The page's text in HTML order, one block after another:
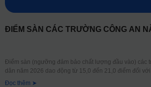
ĐIỂM SÀN CÁC TRƯỜNG CÔNG AN
Điểm sàn (ngưỡng đảm bảo chất lượng đầu vào) các
dân năm 2026 dao động từ 15,0 đến 21,0 điểm đối
Đọc thêm ➤